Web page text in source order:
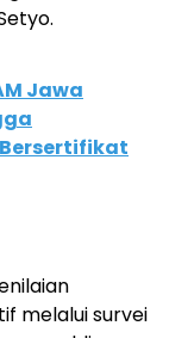
Jawa
melalui survei